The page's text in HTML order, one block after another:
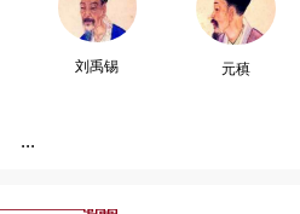
刘禹锡 元稹
...